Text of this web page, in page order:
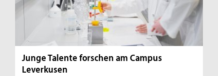
Junge Talente forschen am Campus
Leverkusen